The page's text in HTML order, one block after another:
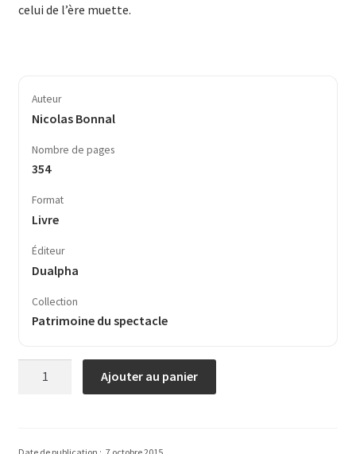
celui de l’ère muette.
Auteur
Nicolas Bonnal
Nombre de pages
354
Format
Livre
Éditeur
Dualpha
Collection
Patrimoine du spectacle
au
Ajouter au panier